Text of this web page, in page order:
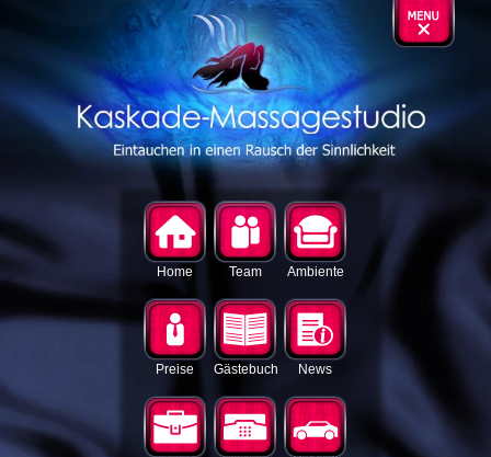
Home Team Ambiente
Preise Gästebuch News